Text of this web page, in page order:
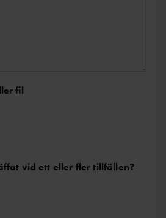
fil
vid ett eller fler tillfällen?